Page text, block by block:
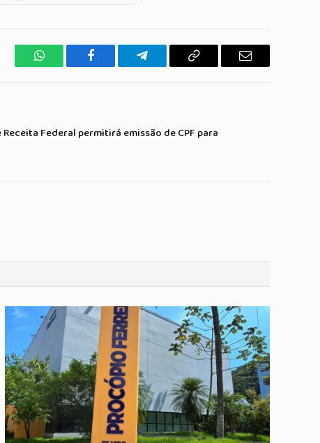
WhatsAppFacebook TelegramaCopiar
E-
Federal permitirá emissão de CPF para